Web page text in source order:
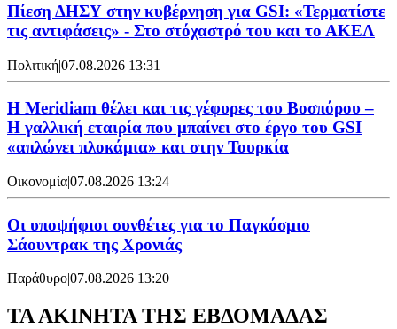
Πίεση ΔΗΣΥ στην κυβέρνηση για GSI: «Τερματίστε
τις αντιφάσεις» - Στο στόχαστρό του και το ΑΚΕΛ
Πολιτική|07.08.2026 13:31
Η Meridiam θέλει και τις γέφυρες του Βοσπόρου –
Η γαλλική εταιρία που μπαίνει στο έργο του GSI
«απλώνει πλοκάμια» και στην Τουρκία
Οικονομία|07.08.2026 13:24
Οι υποψήφιοι συνθέτες για το Παγκόσμιο
Σάουντρακ της Χρονιάς
Παράθυρο|07.08.2026 13:20
ΤΑ ΑΚΙΝΗΤΑ ΤΗΣ ΕΒΔΟΜΑΔΑΣ